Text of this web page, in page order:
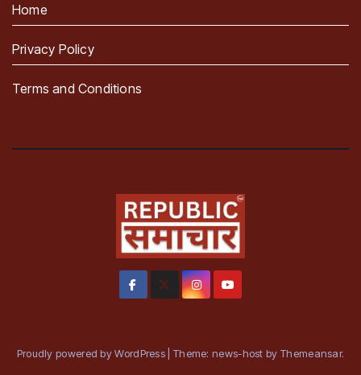
Home
Privacy Policy
Terms and Conditions
Proudly powered by WordPress Theme: news-host by Themeansar.